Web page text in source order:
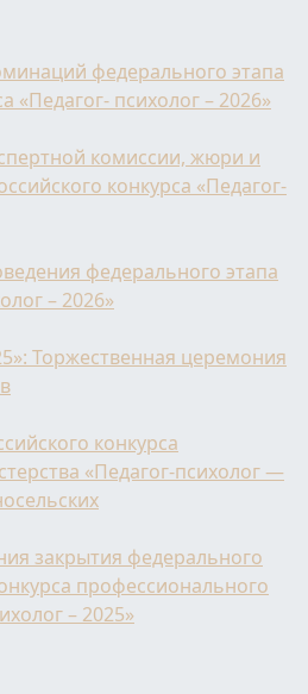
федерального этапа
«Педагог- психолог – 2026»
комиссии, жюри и
конкурса «Педагог-
федерального этапа
– 2026»
Торжественная церемония
конкурса
«Педагог-психолог —
закрытия федерального
профессионального
– 2025»
страница